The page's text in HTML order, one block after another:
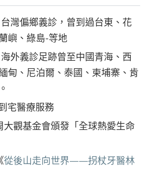
灣偏鄉義診，曾到過台東、花
嶼、綠島-等地
外義診足跡曾至中國青海、西
甸、尼泊爾、泰國、柬埔寨、肯
宅醫療服務
大觀基金會頒發「全球熱愛生命
從後山走向世界——拐杖牙醫林